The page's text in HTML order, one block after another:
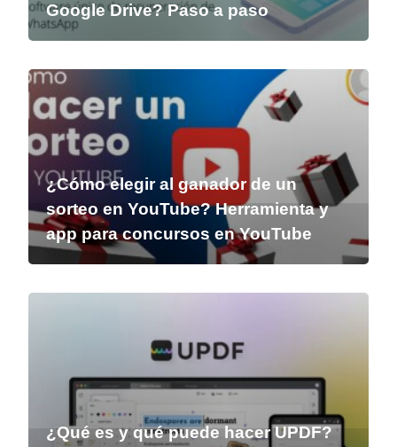
Google Drive? Paso a paso
¿Cómo elegir al ganador de un
sorteo en YouTube? Herramienta y
app para concursos en YouTube
¿Qué es y qué puede hacer UPDF?